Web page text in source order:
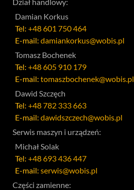
Damian Korkus
Tel: +48 601 750 464
E-mail: damiankorkus@wobis.pl
Tomasz Bochenek
Tel: +48 605 910 179
E-mail: tomaszbochenek@wobis.pl
Dawid Szczęch
Tel: +48 782 333 663
E-mail: dawidszczech@wobis.pl
Serwis maszyn i urządzeń:
Michał Solak
Tel: +48 693 436 447
E-mail: serwis@wobis.pl
Części zamienne: